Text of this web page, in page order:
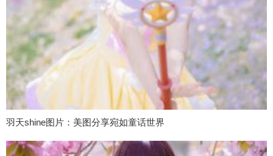
羽天shine图片：美图分享宛如童话世界